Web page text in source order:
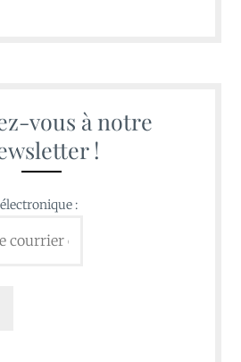
vous à notre
!
: